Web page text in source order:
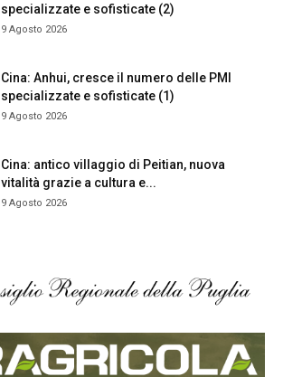
specializzate e sofisticate (2)
9 Agosto 2026
Cina: Anhui, cresce il numero delle PMI
specializzate e sofisticate (1)
9 Agosto 2026
Cina: antico villaggio di Peitian, nuova
vitalità grazie a cultura e...
9 Agosto 2026